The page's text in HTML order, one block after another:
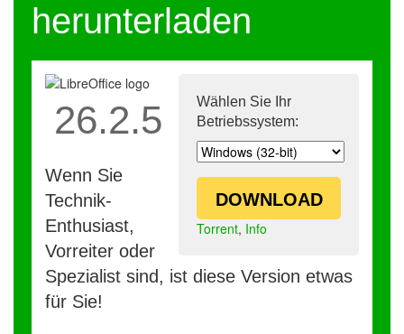
herunterladen
Wählen Sie Ihr
Betriebssystem:
DOWNLOAD
Torrent, Info
26.2.5
Wenn Sie
Technik-
Enthusiast,
Vorreiter oder
Spezialist sind, ist diese Version etwas
für Sie!